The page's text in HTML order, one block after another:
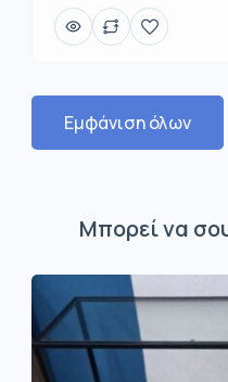
Εμφάνιση όλων
Μπορεί να